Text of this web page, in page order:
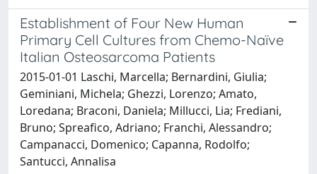
Establishment of Four New Human
Primary Cell Cultures from Chemo-Naïve
Italian Osteosarcoma Patients
2015-01-01 Laschi, Marcella; Bernardini, Giulia;
Geminiani, Michela; Ghezzi, Lorenzo; Amato,
Loredana; Braconi, Daniela; Millucci, Lia; Frediani,
Bruno; Spreafico, Adriano; Franchi, Alessandro;
Campanacci, Domenico; Capanna, Rodolfo;
Santucci, Annalisa